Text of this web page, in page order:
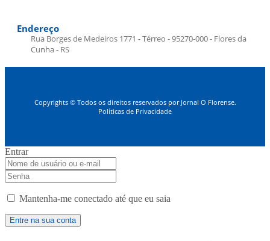
Endereço
Rua Borges de Medeiros 1771 - Térreo - 95270-000 - Flores da
Cunha - RS
Copyrights © Todos os direitos reservados por Jornal O Florense.
Políticas de Privacidade
Entrar
Mantenha-me conectado até que eu saia